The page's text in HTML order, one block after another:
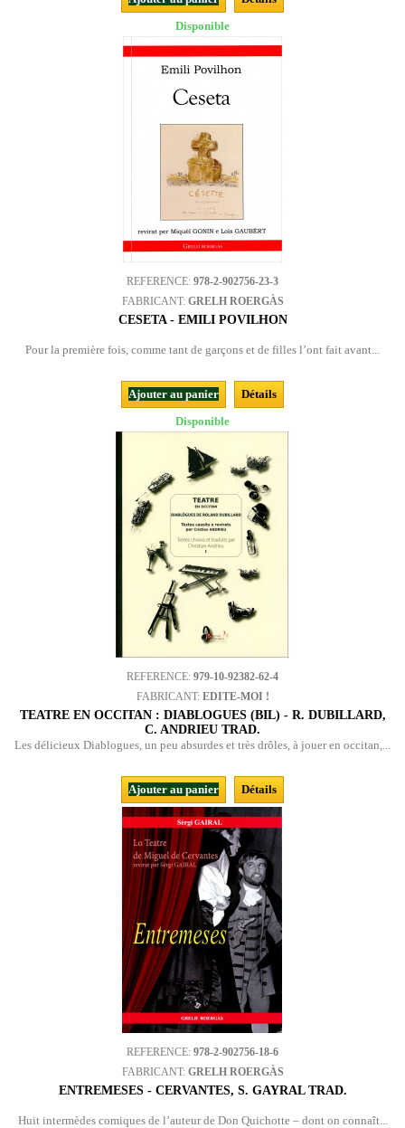
Disponible
REFERENCE: 978-2-902756-23-3
FABRICANT: GRELH ROERGÀS
CESETA - EMILI POVILHON
Pour la première fois, comme tant de garçons et de filles l’ont fait avant...
Ajouter au panier
Détails
Disponible
REFERENCE: 979-10-92382-62-4
FABRICANT: EDITE-MOI !
TEATRE EN OCCITAN : DIABLOGUES (BIL) - R. DUBILLARD,
C. ANDRIEU TRAD.
Les délicieux Diablogues, un peu absurdes et très drôles, à jouer en occitan,...
Ajouter au panier Détails
REFERENCE: 978-2-902756-18-6
FABRICANT: GRELH ROERGÀS
ENTREMESES - CERVANTES, S. GAYRAL TRAD.
Huit intermèdes comiques de l’auteur de Don Quichotte – dont on connaît...